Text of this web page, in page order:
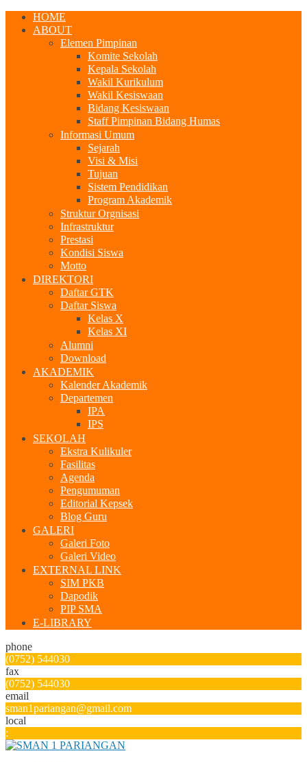
HOME
ABOUT
Elemen Pimpinan
Komite Sekolah
Kepala Sekolah
Wakil Kurikulum
Wakil Kesiswaan
Bidang Kesiswaan
Staff Pimpinan Bidang Humas
Informasi Umum
Sejarah
Visi & Misi
Tujuan
Sistem Pendidikan
Program Akademik
Struktur Orgnisasi
Infrastruktur
Prestasi
Kondisi Siswa
Motto
DIREKTORI
Daftar GTK
Daftar Siswa
Kelas X
Kelas XI
Alumni
Download
AKADEMIK
Kalender Akademik
Departemen
IPA
IPS
SEKOLAH
Ekstra Kulikuler
Fasilitas
Agenda
Pengumuman
Editorial Kepsek
Blog Guru
GALERI
Galeri Foto
Galeri Video
EXTERNAL LINK
SIM PKB
Dapodik
PIP SMA
E-LIBRARY
phone
(0752) 544030
fax
(0752) 544030
email
sman1pariangan@gmail.com
local
: